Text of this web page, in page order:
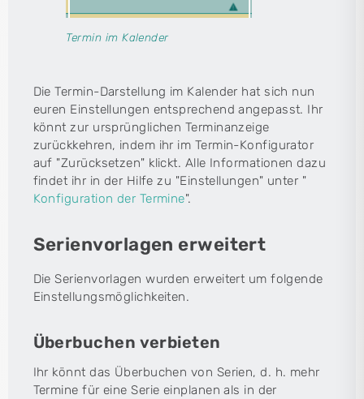
Termin im Kalender
Die Termin-Darstellung im Kalender hat sich nun
euren Einstellungen entsprechend angepasst. Ihr
könnt zur ursprünglichen Terminanzeige
zurückkehren, indem ihr im Termin-Konfigurator
auf "Zurücksetzen" klickt. Alle Informationen dazu
findet ihr in der Hilfe zu "Einstellungen" unter "
Konfiguration der Termine".
Serienvorlagen erweitert
Die Serienvorlagen wurden erweitert um folgende
Einstellungsmöglichkeiten.
Überbuchen verbieten
Ihr könnt das Überbuchen von Serien, d. h. mehr
Termine für eine Serie einplanen als in der